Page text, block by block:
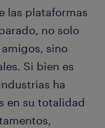
las plataformas
no solo
sino
Si bien es
ha
en su totalidad